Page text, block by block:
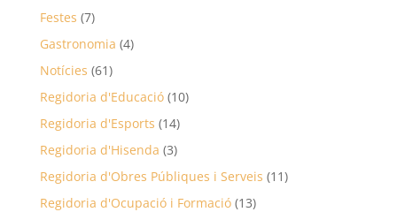
Festes (7)
Gastronomia (4)
Notícies (61)
Regidoria d'Educació(10)
Regidoria d'Esports (14)
Regidoria d'Hisenda (3)
Regidoria d'Obres Públiques i Serveis (11)
Regidoria d'Ocupació i Formació(13)